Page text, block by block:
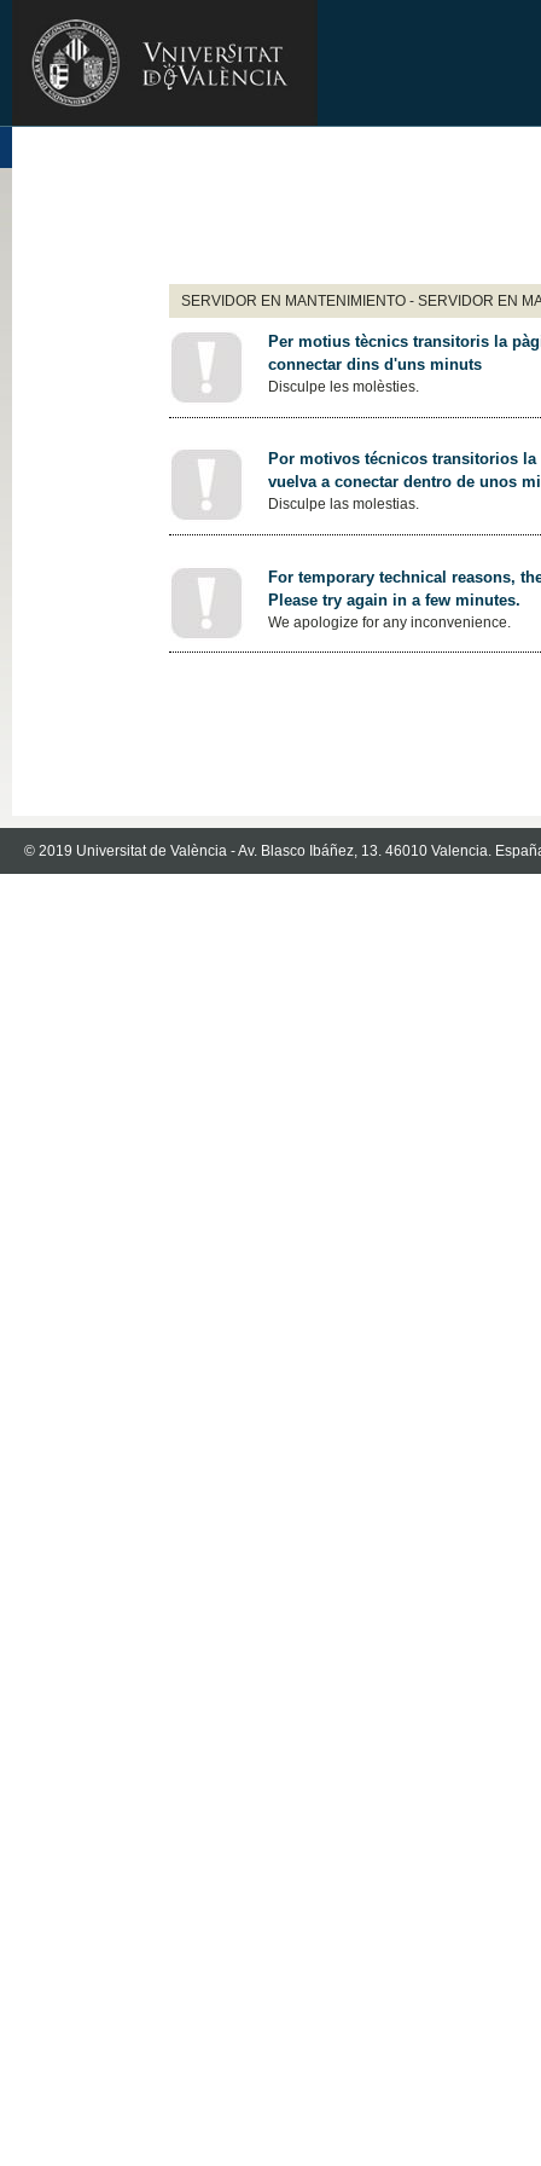
SERVIDOR EN MANTENIMIENTO - SERVIDOR EN
Per motius tècnics transitoris la
connectar dins d'uns minuts
Disculpe les molèsties.
Por motivos técnicos transitorios
vuelva a conectar dentro de unos
Disculpe las molestias.
For temporary technical reasons,
Please try again in a few minutes.
We apologize for any inconvenience.
© 2019 Universitat de València - Av. Blasco Ibáñez, 13. 46010 Valencia.